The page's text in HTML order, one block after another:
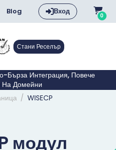
Blog Вход 0
Стани Реселър
Бърза Интеграция, Повече
На Домейни
WISECP
модул